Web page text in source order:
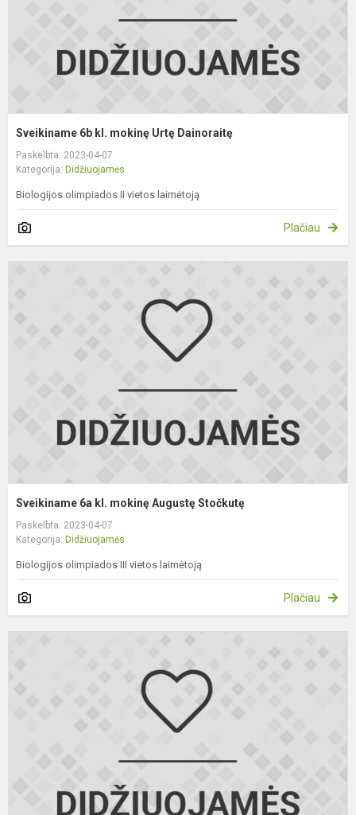
Sveikiname 6b kl. mokinę Urtę Dainoraitę
Paskelbta: 2023-04-07
Kategorija: Didžiuojamės
Biologijos olimpiados II vietos laimėtoją
Plačiau
Sveikiname 6a kl. mokinę Augustę Stočkutę
Paskelbta: 2023-04-07
Kategorija: Didžiuojamės
Biologijos olimpiados III vietos laimėtoją
Plačiau